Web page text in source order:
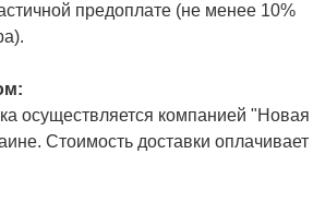
предоплате (не менее 10%
осуществляется компанией "Новая
Стоимость доставки оплачивает